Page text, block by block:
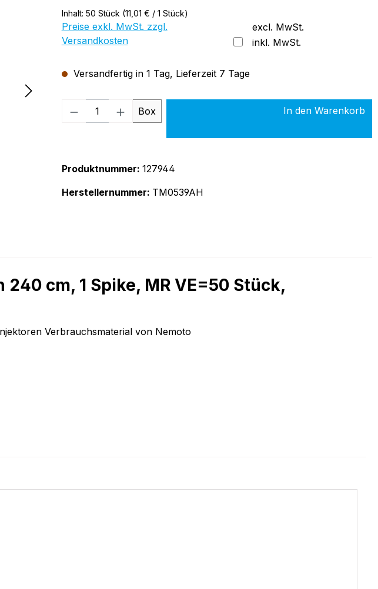
Inhalt: 50 Stück (11,01 € / 1 Stück)
Preise exkl. MwSt. zzgl.
Versandkosten
excl. MwSt.
inkl. MwSt.
Versandfertig in 1 Tag, Lieferzeit 7 Tage
Produkt Anzahl: Gib den gewünschten Wert
Box In den Warenkorb
Produktnummer: 127944
Herstellernummer: TM0539AH
cm, 1 Spike, MR VE=50 Stück,
Verbrauchsmaterial von Nemoto